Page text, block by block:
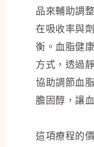
品來輔助調
在吸收率與
衡。血脂健
方式，透過
協助調節血
膽固醇，讓
這項療程的